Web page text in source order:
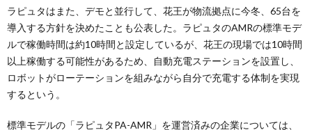
ラピュタはまた、デモと並行して、花王が物流拠点に今冬、65台を
導入する方針を決めたことも公表した。ラピュタのAMRの標準モデ
ルで稼働時間は約10時間と設定しているが、花王の現場では10時間
以上稼働する可能性があるため、自動充電ステーションを設置し、
ロボットがローテーションを組みながら自分で充電する体制を実現
するという。
標準モデルの「ラピュタPA-AMR」を運営済みの企業については、